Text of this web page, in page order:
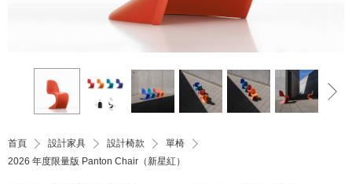
首頁 設計家具 設計椅款
單椅
2026 年度限量版 Panton Chair（新星紅）